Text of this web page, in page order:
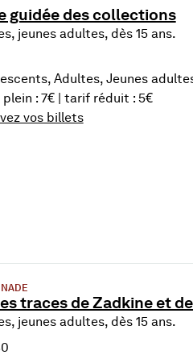
guidée des collections
jeunes adultes, dès 15 ans.
Adultes, Jeunes
plein : 7€ | tarif réduit : 5€
vos billets
traces de Zadkine et
jeunes adultes, dès 15 ans.